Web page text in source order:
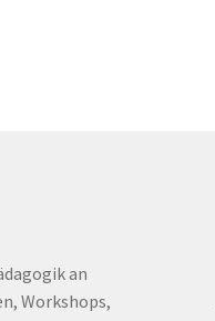
an
Workshops,